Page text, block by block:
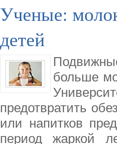
Ученые:
детей
больше
предотвратить
или напитков
период жаркой